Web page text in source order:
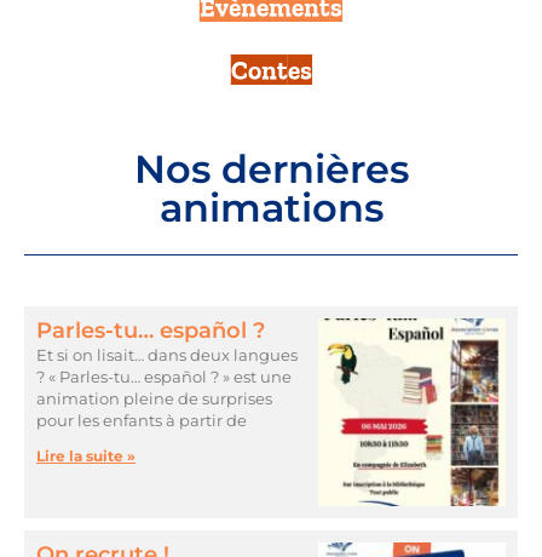
Évènements
Contes
Nos dernières
animations
Parles-tu… español ?
Et si on lisait… dans deux langues
? « Parles-tu… español ? » est une
animation pleine de surprises
pour les enfants à partir de
Lire la suite »